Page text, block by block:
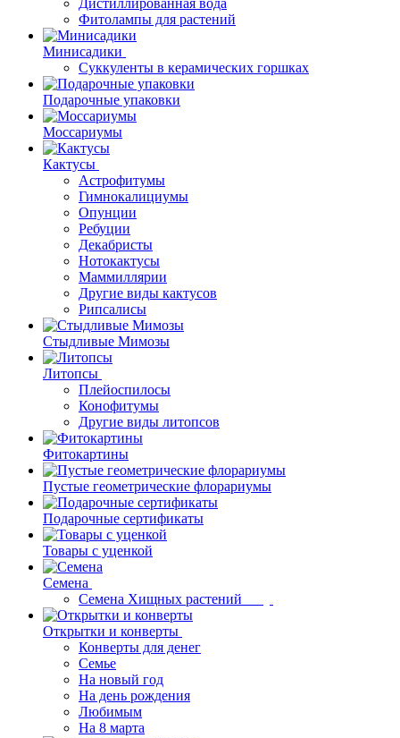
Дистиллированная вода
Фитолампы для растений
Минисадики
Суккуленты в керамических горшках
Подарочные упаковки
Моссариумы
Кактусы
Астрофитумы
Гимнокалициумы
Опунции
Ребуции
Декабристы
Нотокактусы
Маммиллярии
Другие виды кактусов
Рипсалисы
Стыдливые Мимозы
Литопсы
Плейоспилосы
Конофитумы
Другие виды литопсов
Фитокартины
Пустые геометрические флорариумы
Подарочные сертификаты
Товары с уценкой
Семена
Семена Хищных растений
Открытки и конверты
Конверты для денег
Семье
На новый год
На день рождения
Любимым
На 8 марта